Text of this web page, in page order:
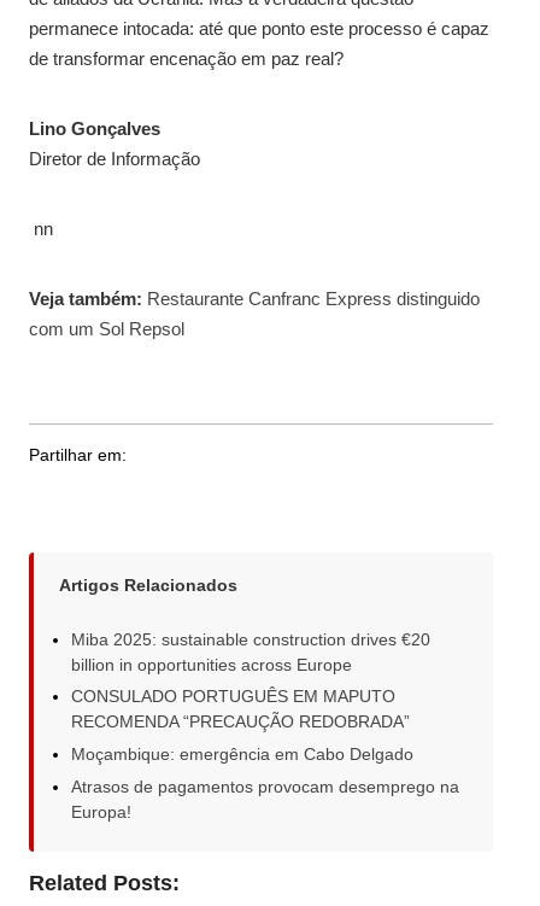
permanece intocada: até que ponto este processo é capaz
de transformar encenação em paz real?
Lino Gonçalves
Diretor de Informação
nn
Veja também: Restaurante Canfranc Express distinguido
com um Sol Repsol
Partilhar em:
Artigos Relacionados
Miba 2025: sustainable construction drives €20
billion in opportunities across Europe
CONSULADO PORTUGUÊS EM MAPUTO
RECOMENDA “PRECAUÇÃO REDOBRADA”
Moçambique: emergência em Cabo Delgado
Atrasos de pagamentos provocam desemprego na
Europa!
Related Posts: